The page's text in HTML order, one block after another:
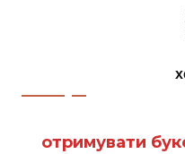
отримувати